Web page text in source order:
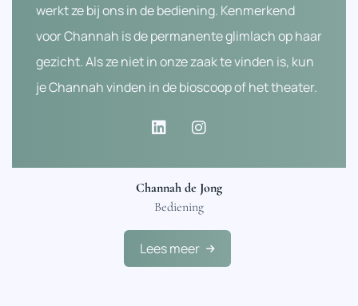
werkt ze bij ons in de bediening. Kenmerkend
voor Channah is de permanente glimlach op haar
gezicht. Als ze niet in onze zaak te vinden is, kun
je Channah vinden in de bioscoop of het theater.
Channah de Jong
Bediening
Lees meer